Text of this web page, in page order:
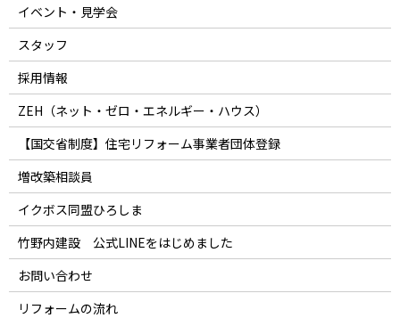
イベント・見学会
スタッフ
採用情報
ZEH（ネット・ゼロ・エネルギー・ハウス）
【国交省制度】住宅リフォーム事業者団体登録
増改築相談員
イクボス同盟ひろしま
竹野内建設 公式LINEをはじめました
お問い合わせ
リフォームの流れ